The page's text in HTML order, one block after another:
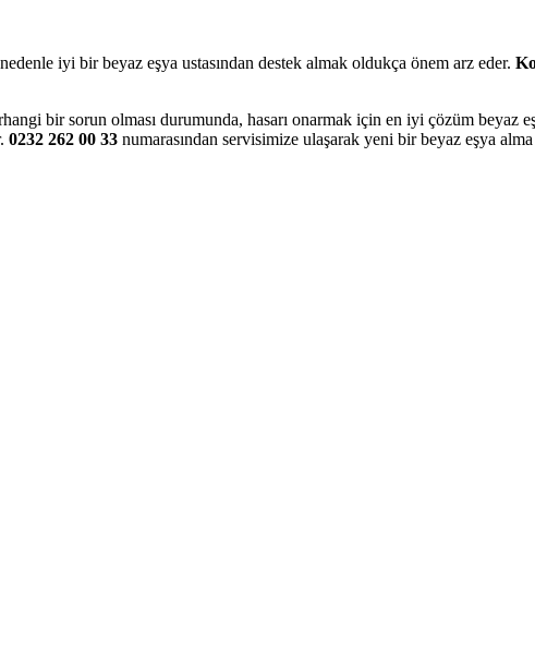
iyi bir beyaz eşya ustasından destek almak oldukça önem arz eder.
bir sorun olması durumunda, hasarı onarmak için en iyi çözüm beyaz
0232 262 00 33 numarasından servisimize ulaşarak yeni bir beyaz eşya